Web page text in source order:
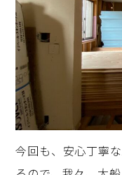
今回も、安心丁寧